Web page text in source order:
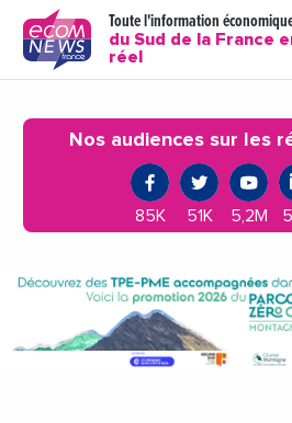
Toute l'information
du Sud de la France
réel
Nos audiences sur les
85K 51K 5,2M